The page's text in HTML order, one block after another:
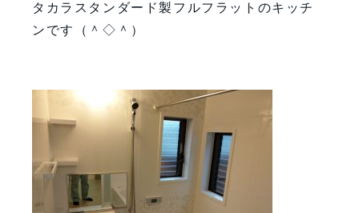
タカラスタンダード製フルフラットのキッチ
ンです（＾◇＾）